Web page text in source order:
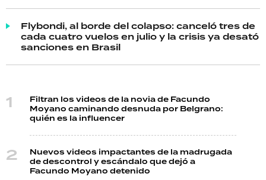
Flybondi, al borde del colapso: canceló tres de
cada cuatro vuelos en julio y la crisis ya desató
sanciones en Brasil
Filtran los videos de la novia de Facundo
Moyano caminando desnuda por Belgrano:
quién es la influencer
Nuevos videos impactantes de la madrugada
de descontrol y escándalo que dejó a
Facundo Moyano detenido